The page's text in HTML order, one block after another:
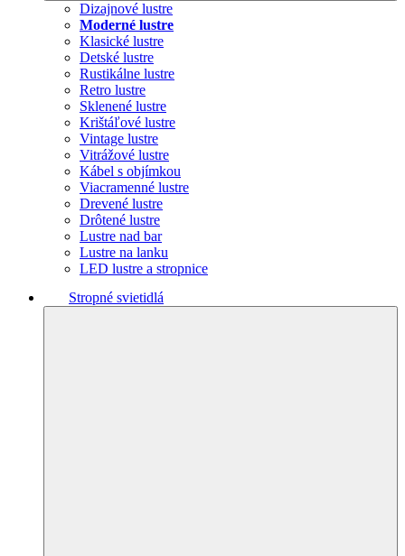
Dizajnové lustre
Moderné lustre
Klasické lustre
Detské lustre
Rustikálne lustre
Retro lustre
Sklenené lustre
Krištáľové lustre
Vintage lustre
Vitrážové lustre
Kábel s objímkou
Viacramenné lustre
Drevené lustre
Drôtené lustre
Lustre nad bar
Lustre na lanku
LED lustre a stropnice
Stropné svietidlá